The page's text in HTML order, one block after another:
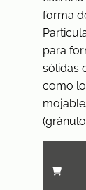
forma
para
sólidas
como